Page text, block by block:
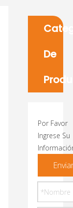
De
Por Favor
Ingrese Su